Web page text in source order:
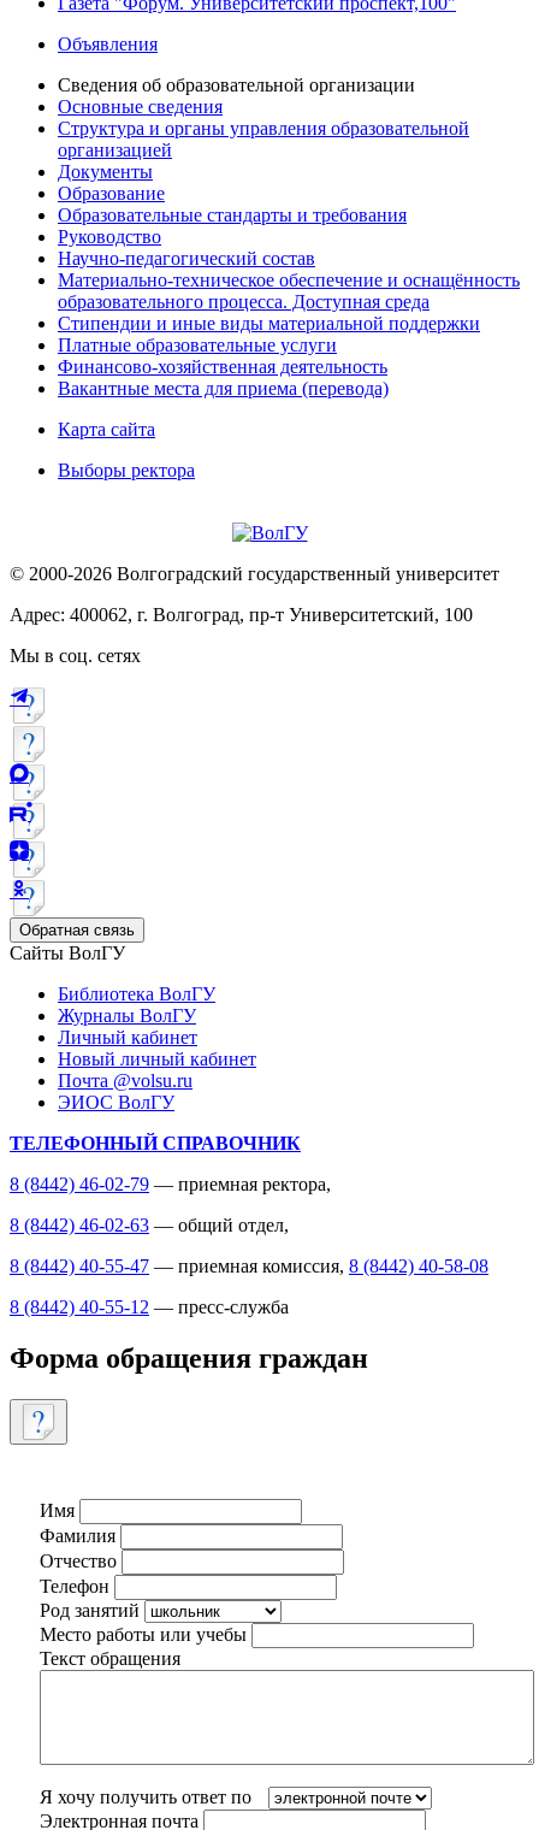
Объявления
Сведения об образовательной организации
Основные сведения
Структура и органы управления образовательной
организацией
Документы
Образование
Образовательные стандарты и требования
Руководство
Научно-педагогический состав
Материально-техническое обеспечение и оснащённость
образовательного процесса. Доступная среда
Стипендии и иные виды материальной поддержки
Платные образовательные услуги
Финансово-хозяйственная деятельность
Вакантные места для приема (перевода)
Карта сайта
Выборы ректора
© 2000-2026 Волгоградский государственный университет
Адрес: 400062, г. Волгоград, пр-т Университетский, 100
Мы в соц. сетях
Обратная связь
Сайты ВолГУ
Библиотека ВолГУ
Журналы ВолГУ
Личный кабинет
Новый личный кабинет
Почта @volsu.ru
ЭИОС ВолГУ
ТЕЛЕФОННЫЙ СПРАВОЧНИК
8 (8442) 46-02-79 — приемная ректора,
8 (8442) 46-02-63 — общий отдел,
8 (8442) 40-55-47 — приемная комиссия, 8 (8442) 40-58-08
8 (8442) 40-55-12 — пресс-служба
Форма обращения граждан
Имя
Фамилия
Отчество
Телефон
Род занятий
Место работы или учебы
Текст обращения
Я хочу получить ответ по
Электронная почта